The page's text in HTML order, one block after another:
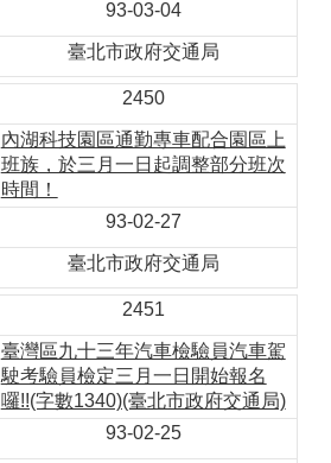
93-03-04
臺北市政府交通局
2450
內湖科技園區通勤專車配合園區上
班族，於三月一日起調整部分班次
時間！
93-02-27
臺北市政府交通局
2451
臺灣區九十三年汽車檢驗員汽車駕
駛考驗員檢定三月一日開始報名
囉!!(字數1340)(臺北市政府交通局)
93-02-25